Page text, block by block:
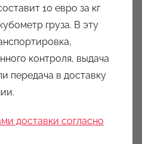
10 евро за кг
груза. В эту
контроля, выдача
передача в доставку
доставки согласно